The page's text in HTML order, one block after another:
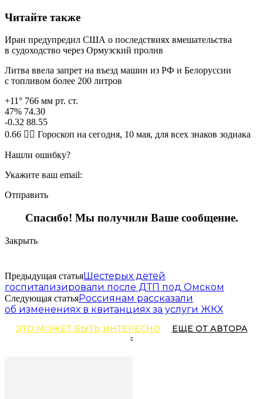
Читайте также
Иран предупредил США о последствиях вмешательства
в судоходство через Ормузский пролив
Литва ввела запрет на въезд машин из РФ и Белоруссии
с топливом более 200 литров
+11° 766 мм рт. ст.
47% 74.30
-0.32 88.55
0.66 🧙‍♀ Гороскоп на сегодня, 10 мая, для всех знаков зодиака
Нашли ошибку?
Укажите ваш email:
Отправить
Спасибо! Мы получили Ваше сообщение.
Закрыть
Предыдущая статьяШестерых детей
госпитализировали после ДТП под Омском
Следующая статьяРоссиянам рассказали
об изменениях в квитанциях за услуги ЖКХ
ЭТО МОЖЕТ БЫТЬ ИНТЕРЕСНО ЕЩЕ ОТ АВТОРА